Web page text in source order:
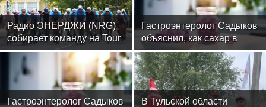
Радио ЭНЕРДЖИ (NRG)
собирает команду на Tour
de Russie в Петербурге
Гастроэнтеролог Садыков
объяснил, как сахар в
рационе ускоряет
изнашивание тканей
Гастроэнтеролог Садыков
В Тульской области